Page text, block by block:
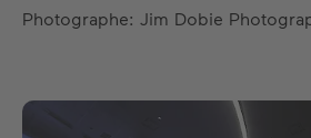
Photographe: Jim Dobie